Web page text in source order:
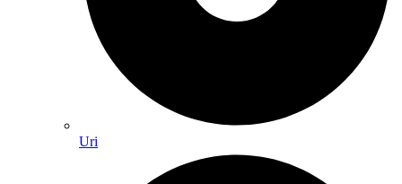
Uri